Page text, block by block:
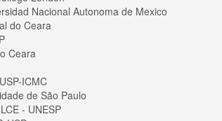
Nacional Autonoma de Mexico
do Ceara
Ceara
ICMC
de São Paulo
- UNESP